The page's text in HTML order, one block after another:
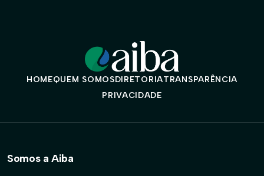
HOMEQUEM SOMOSDIRETORIATRANSPARÊNCIA
PRIVACIDADE
Somos a Aiba